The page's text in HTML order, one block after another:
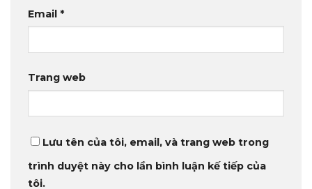
Email *
Trang web
Lưu tên của tôi, email, và trang web trong
trình duyệt này cho lần bình luận kế tiếp của
tôi.